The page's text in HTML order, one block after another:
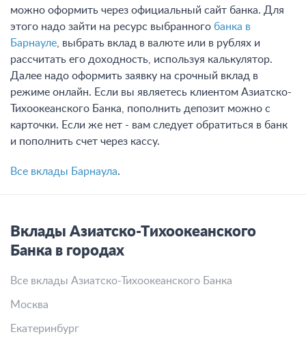
можно оформить через официальный сайт банка. Для
этого надо зайти на ресурс выбранного банка в
Барнауле , выбрать вклад в валюте или в рублях и
рассчитать его доходность, используя калькулятор.
Далее надо оформить заявку на срочный вклад в
режиме онлайн. Если вы являетесь клиентом Азиатско-
Тихоокеанского Банка, пополнить депозит можно с
карточки. Если же нет - вам следует обратиться в банк
и пополнить счет через кассу.
Все вклады Барнаула.
Вклады Азиатско-Тихоокеанского
Банка в городах
Все вклады Азиатско-Тихоокеанского Банка
Москва
Екатеринбург